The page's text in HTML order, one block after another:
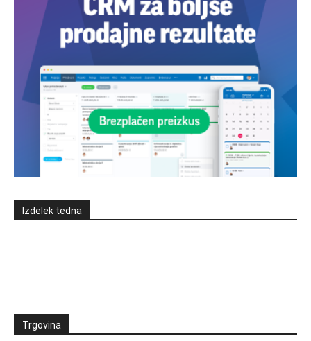
Izdelek tedna
Trgovina